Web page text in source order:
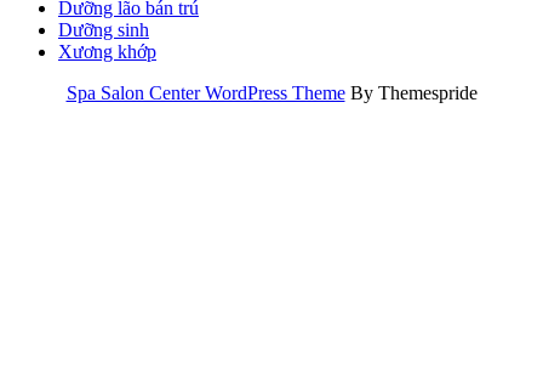
Dưỡng lão bán trú
Dưỡng sinh
Xương khớp
Spa Salon Center WordPress ThemeBy Themespride